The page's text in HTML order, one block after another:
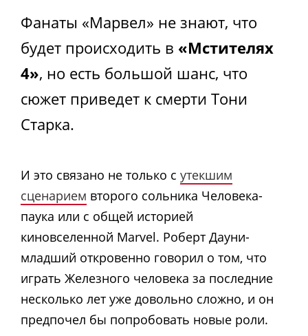
Фанаты «Марвел» не знают, что
будет происходить в «Мстителях
4», но есть большой шанс, что
сюжет приведет к смерти Тони
Старка.
И это связано не только с утекшим
сценарием второго сольника Человека-
паука или с общей историей
киновселенной Marvel. Роберт Дауни-
младший откровенно говорил о том, что
играть Железного человека за последние
несколько лет уже довольно сложно, и он
предпочел бы попробовать новые роли.